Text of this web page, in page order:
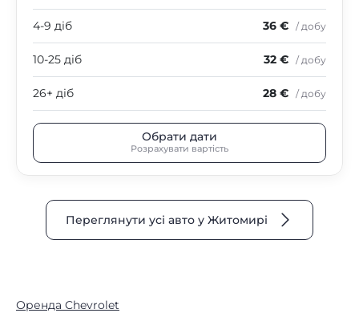
4-9 діб 36 € / добу
10-25 діб 32 € / добу
26+ діб 28 € / добу
Обрати дати
Розрахувати вартість
Переглянути усі авто у Житомирі
Оренда Chevrolet